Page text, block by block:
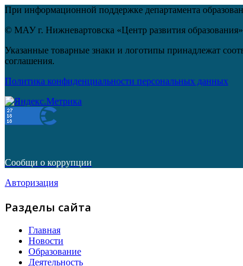
При информационной поддержке департамента
© МАУ г. Нижневартовска «Центр развития
Указанные товарные знаки и логотипы принадлежат
соглашения.
Политика конфиденциальности персональных данных
Сообщи о коррупции
Авторизация
Разделы сайта
Главная
Новости
Образование
Деятельность